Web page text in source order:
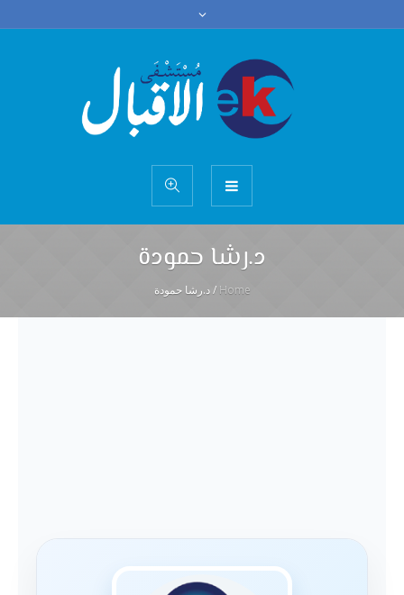
د.رشا حمودة
Home
/د.رشا حمودة